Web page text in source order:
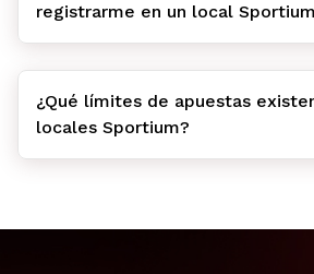
registrarme en un local
¿Qué límites de apuestas
locales Sportium?